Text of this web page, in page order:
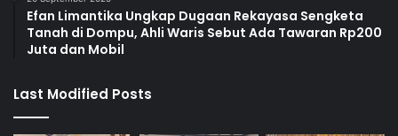
Efan Limantika Ungkap Dugaan Rekayasa Sengketa
Tanah di Dompu, Ahli Waris Sebut Ada Tawaran Rp200
Juta dan Mobil
Last Modified Posts